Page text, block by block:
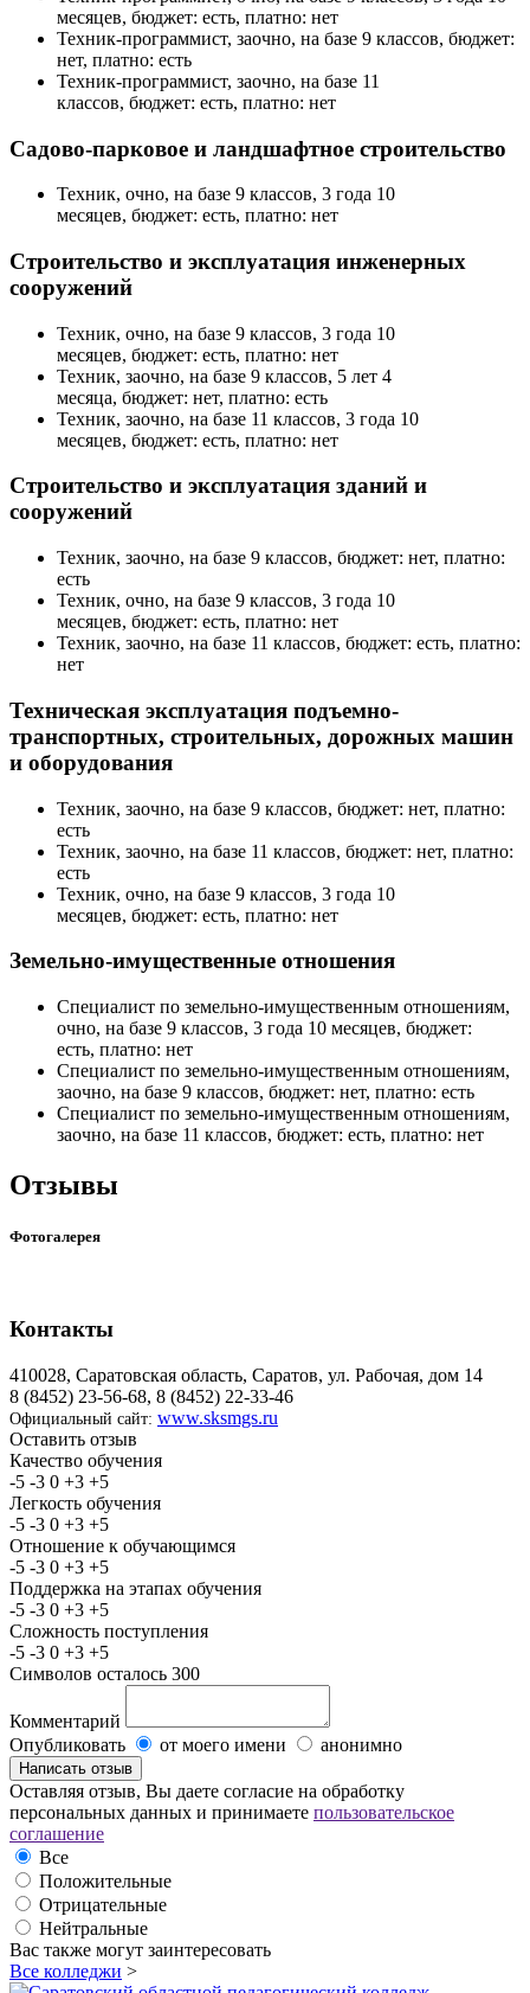
месяцев, бюджет: есть, платно: нет
Техник-программист, заочно, на базе 9 классов, бюджет:
нет, платно: есть
Техник-программист, заочно, на базе 11
классов, бюджет: есть, платно: нет
Садово-парковое и ландшафтное строительство
Техник, очно, на базе 9 классов, 3 года 10
месяцев, бюджет: есть, платно: нет
Строительство и эксплуатация инженерных
сооружений
Техник, очно, на базе 9 классов, 3 года 10
месяцев, бюджет: есть, платно: нет
Техник, заочно, на базе 9 классов, 5 лет 4
месяца, бюджет: нет, платно: есть
Техник, заочно, на базе 11 классов, 3 года 10
месяцев, бюджет: есть, платно: нет
Строительство и эксплуатация зданий и
сооружений
Техник, заочно, на базе 9 классов, бюджет: нет, платно:
есть
Техник, очно, на базе 9 классов, 3 года 10
месяцев, бюджет: есть, платно: нет
Техник, заочно, на базе 11 классов, бюджет: есть, платно:
нет
Техническая эксплуатация подъемно-
транспортных, строительных, дорожных машин
и оборудования
Техник, заочно, на базе 9 классов, бюджет: нет, платно:
есть
Техник, заочно, на базе 11 классов, бюджет: нет, платно:
есть
Техник, очно, на базе 9 классов, 3 года 10
месяцев, бюджет: есть, платно: нет
Земельно-имущественные отношения
Специалист по земельно-имущественным отношениям,
очно, на базе 9 классов, 3 года 10 месяцев, бюджет:
есть, платно: нет
Специалист по земельно-имущественным отношениям,
заочно, на базе 9 классов, бюджет: нет, платно: есть
Специалист по земельно-имущественным отношениям,
заочно, на базе 11 классов, бюджет: есть, платно: нет
Отзывы
Фотогалерея
Контакты
410028, Саратовская область, Саратов, ул. Рабочая, дом 14
8 (8452) 23-56-68, 8 (8452) 22-33-46
Официальный сайт: www.sksmgs.ru
Оставить отзыв
Качество обучения
-5 -3 0 +3 +5
Легкость обучения
-5 -3 0 +3 +5
Отношение к обучающимся
-5 -3 0 +3 +5
Поддержка на этапах обучения
-5 -3 0 +3 +5
Сложность поступления
-5 -3 0 +3 +5
Символов осталось 300
Комментарий
Опубликовать
от моего имени анонимно
Оставляя отзыв, Вы даете согласие на обработку
персональных данных и принимаете пользовательское
соглашение
Все
Положительные
Отрицательные
Нейтральные
Вас также могут заинтересовать
Все колледжи >